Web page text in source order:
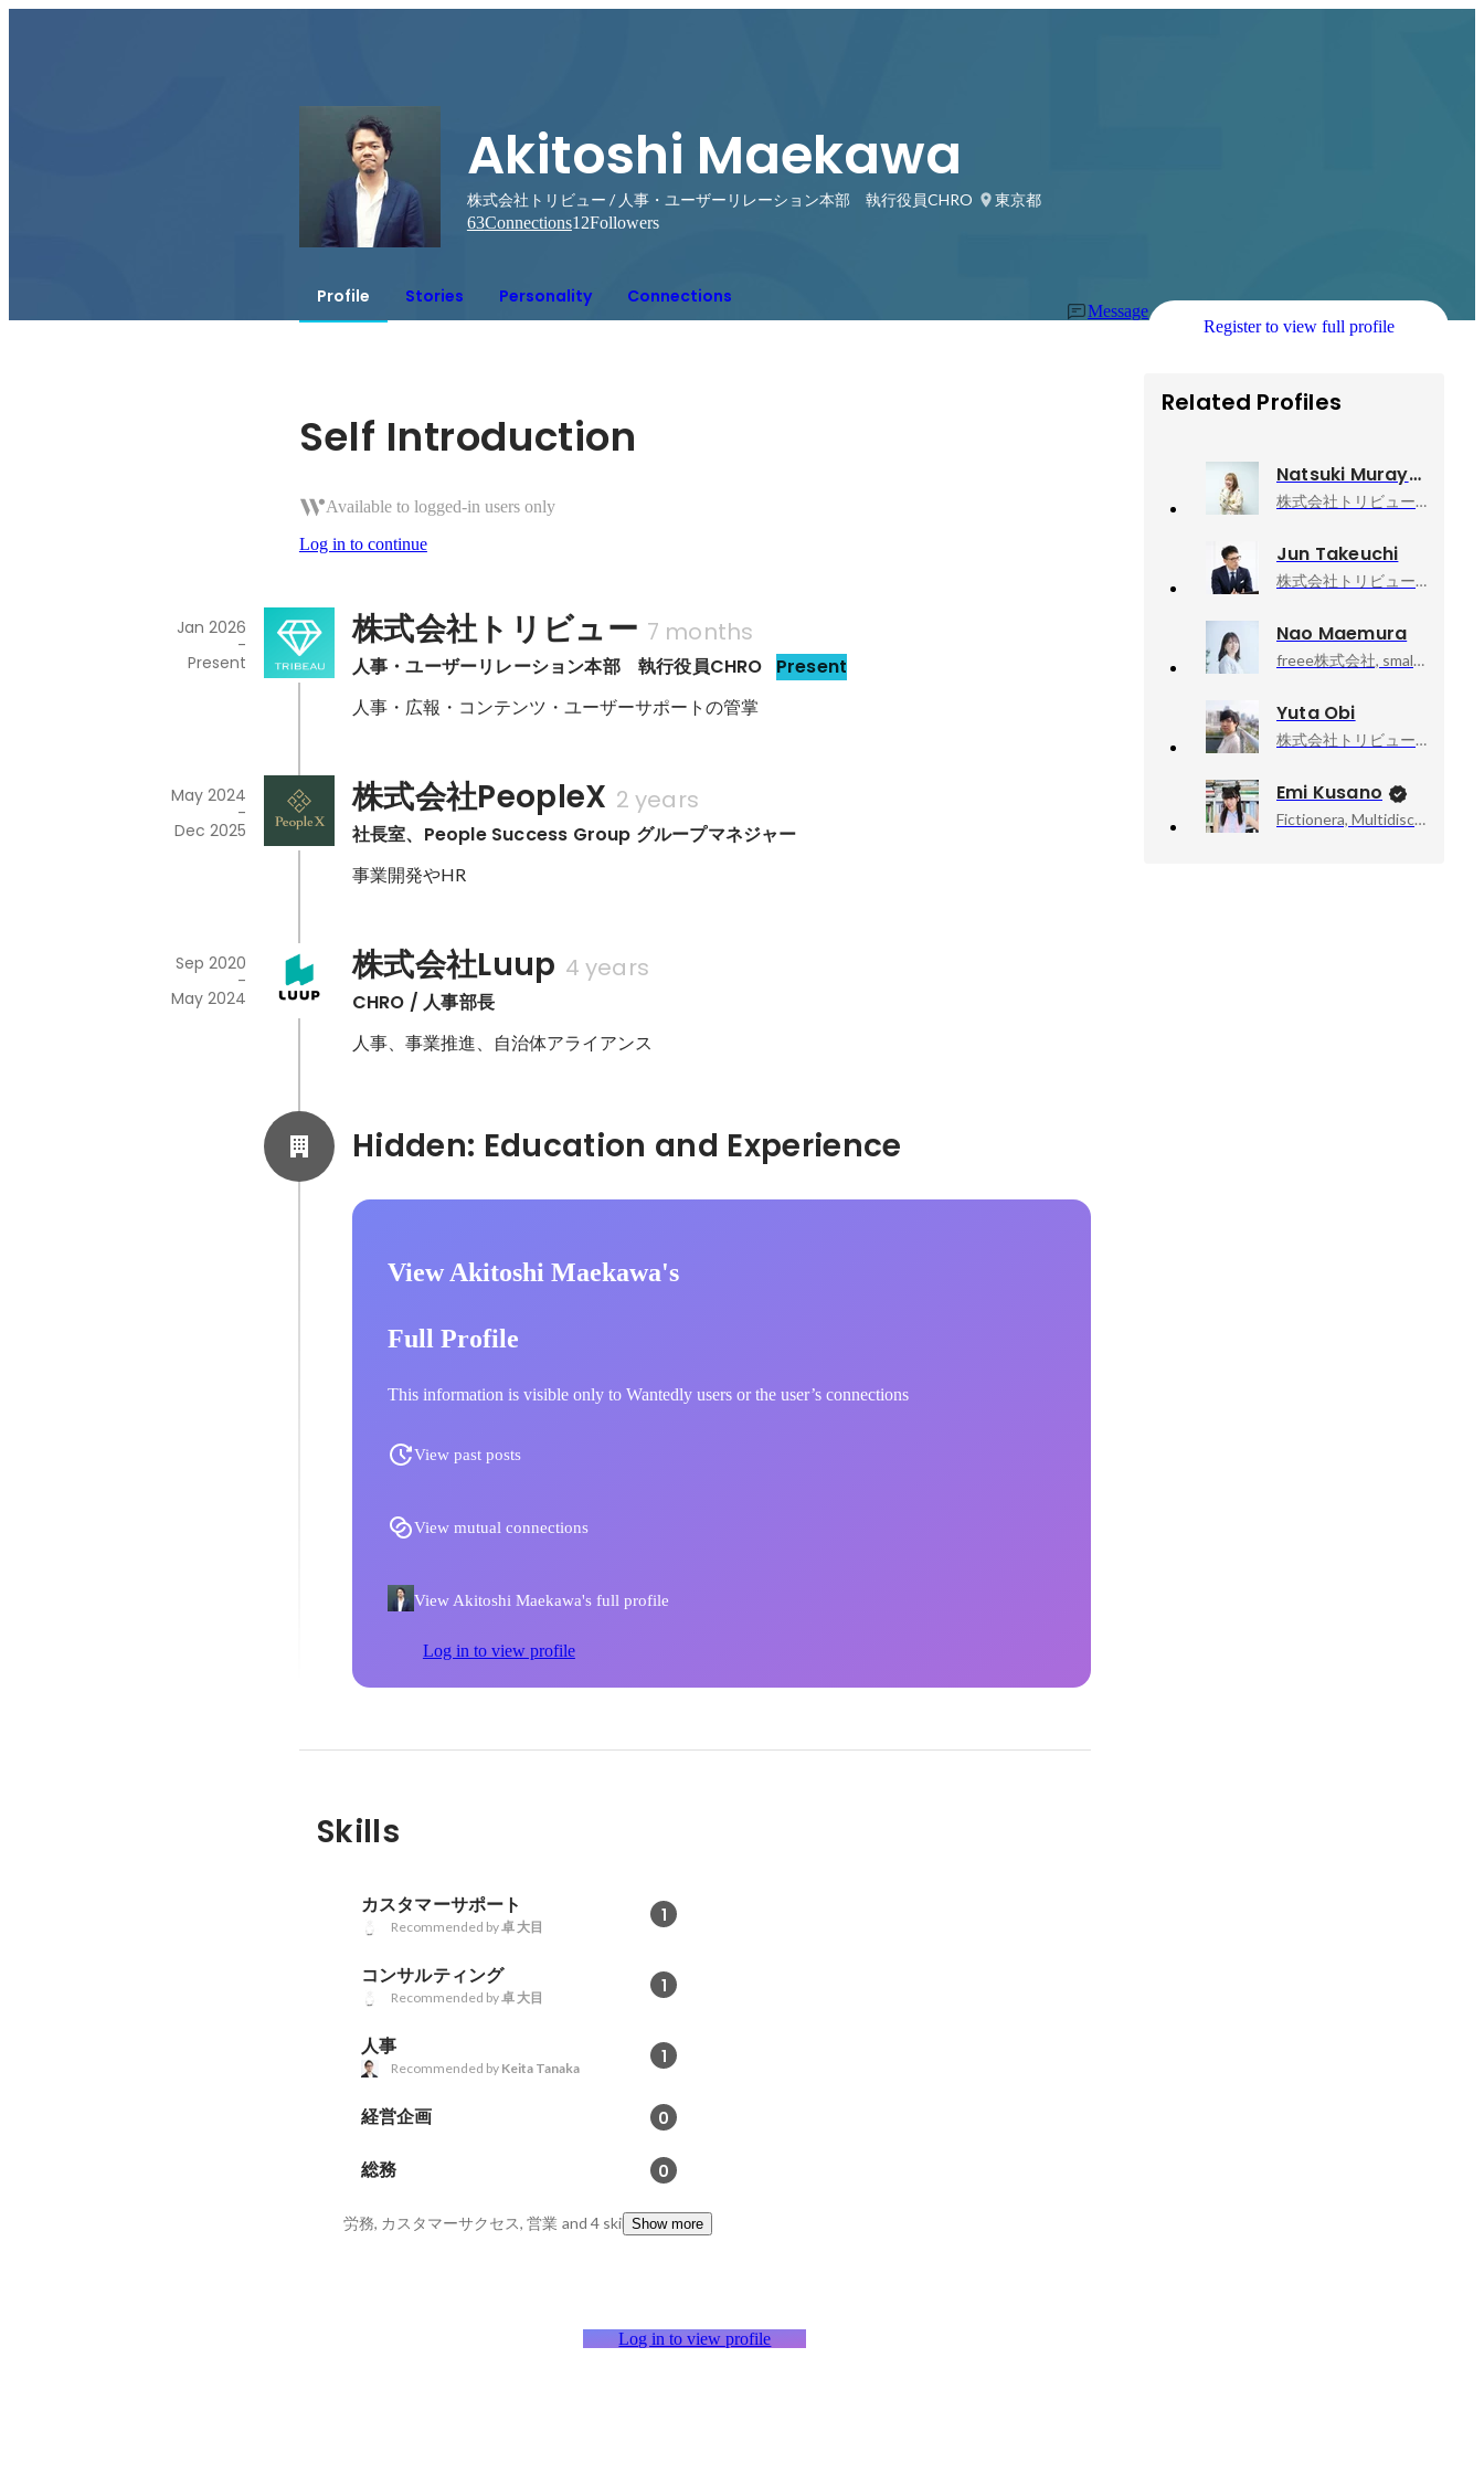
Akitoshi Maekawa
株式会社トリビュー / 人事・ユーザーリレーション本部 執行役員CHRO
東京都
63Connections12Followers
Profile Stories Personality Connections
Message
Register to view full profile
Self Introduction
Available to logged-in users only
Log in to continue
株式会社トリビュー 7 months
人事・ユーザーリレーション本部　執行役員CHRO Present
Jan 2026
-
Present
人事・広報・コンテンツ・ユーザーサポートの管掌
株式会社PeopleX 2 years
社長室、People Success Group グループマネジャー
May 2024
-
Dec 2025
事業開発やHR
株式会社Luup 4 years
CHRO / 人事部長
Sep 2020
-
May 2024
人事、事業推進、自治体アライアンス
View Akitoshi Maekawa's
Full Profile
This information is visible only to Wantedly users or the user’s connections
View past posts
View mutual connections
View Akitoshi Maekawa's full profile
Log in to view profile
Skills
カスタマーサポート 1
Recommended by卓 大目
コンサルティング 1
Recommended by卓 大目
人事 1
Recommended by Keita Tanaka
経営企画 0
総務 0
労務, カスタマーサクセス, 営業 and 4 skillsShow more
Log in to view profile
Related Profiles
Natsuki Murayama
株式会社トリビュー, 採用
Jun Takeuchi
株式会社トリビュー ｜ ありたい自分でいられる世界を実現する, VP of strategy
Nao Maemura
freee株式会社, small法人事業CPO
Yuta Obi
株式会社トリビュー, 取締役 COO・CTO
Emi Kusano
Fictionera, Multidisciplinary Artist / CEO / Co-Founder